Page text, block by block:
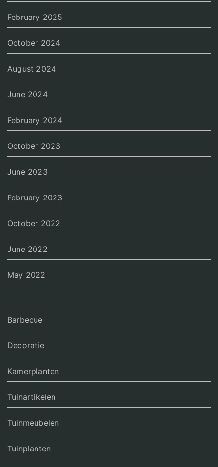
February 2025
October 2024
August 2024
June 2024
February 2024
October 2023
June 2023
February 2023
October 2022
June 2022
May 2022
Barbecue
Decoratie
Kamerplanten
Tuinartikelen
Tuinmeubelen
Tuinplanten